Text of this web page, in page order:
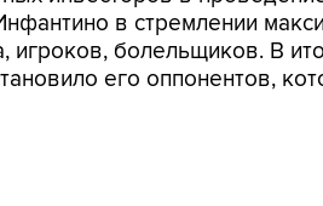
в стремлении
игроков, болельщиков. В
его оппонентов,